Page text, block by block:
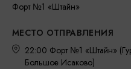
Форт №1 «Штайн»
МЕСТО ОТПРАВЛЕНИЯ
22:00 Форт №1 «Штайн»
Большое Исаково)